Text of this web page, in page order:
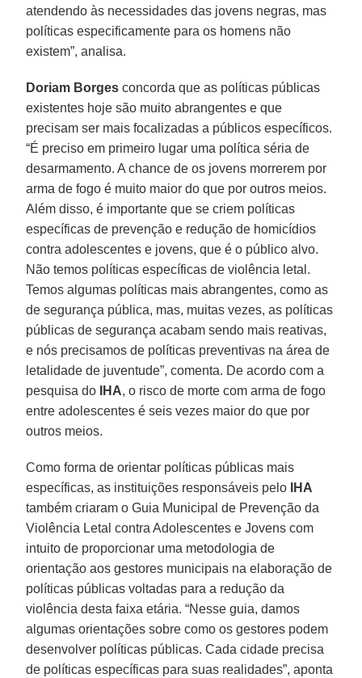
atendendo às necessidades das jovens negras, mas
políticas especificamente para os homens não
existem”, analisa.
Doriam Borges concorda que as políticas públicas
existentes hoje são muito abrangentes e que
precisam ser mais focalizadas a públicos específicos.
“É preciso em primeiro lugar uma política séria de
desarmamento. A chance de os jovens morrerem por
arma de fogo é muito maior do que por outros meios.
Além disso, é importante que se criem políticas
específicas de prevenção e redução de homicídios
contra adolescentes e jovens, que é o público alvo.
Não temos políticas específicas de violência letal.
Temos algumas políticas mais abrangentes, como as
de segurança pública, mas, muitas vezes, as políticas
públicas de segurança acabam sendo mais reativas,
e nós precisamos de políticas preventivas na área de
letalidade de juventude”, comenta. De acordo com a
pesquisa do
IHA, o risco de morte com arma de fogo
entre adolescentes é seis vezes maior do que por
outros meios.
Como forma de orientar políticas públicas mais
específicas, as instituições responsáveis pelo
IHA
também criaram o Guia Municipal de Prevenção da
Violência Letal contra Adolescentes e Jovens com
intuito de proporcionar uma metodologia de
orientação aos gestores municipais na elaboração de
políticas públicas voltadas para a redução da
violência desta faixa etária. “Nesse guia, damos
algumas orientações sobre como os gestores podem
desenvolver políticas públicas. Cada cidade precisa
de políticas específicas para suas realidades”, aponta